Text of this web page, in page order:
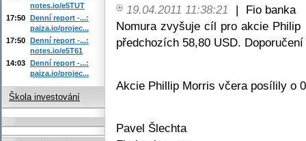
19.04.2011 11:38:21 |
Fio banka
Nomura zvyšuje cíl pro akcie
předchozích 58,80 USD.
Akcie Phillip Morris včera posílily o
Pavel Šlechta
notes.io/e5TUT
17:50 Denní report -...:
paiza.io/projec...
17:50 Denní report -...:
notes.io/e5T61
14:03 Denní report -...:
paiza.io/projec...
Škola investování